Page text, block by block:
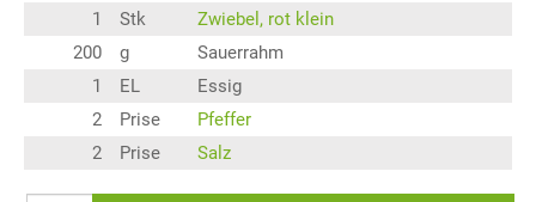
1
Stk
Zwiebel, rot klein
200
g
Sauerrahm
1
EL
Essig
2
Prise
Pfeffer
2
Prise Salz